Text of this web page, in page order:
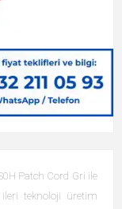
Patch Cord Gri ile
ileri teknoloji üretim